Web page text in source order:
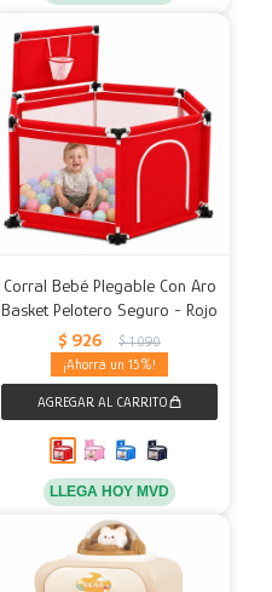
Corral Bebé Plegable Con Aro
Basket Pelotero Seguro - Rojo
$ 926 $ 1.090
15
LLEGA HOY MVD